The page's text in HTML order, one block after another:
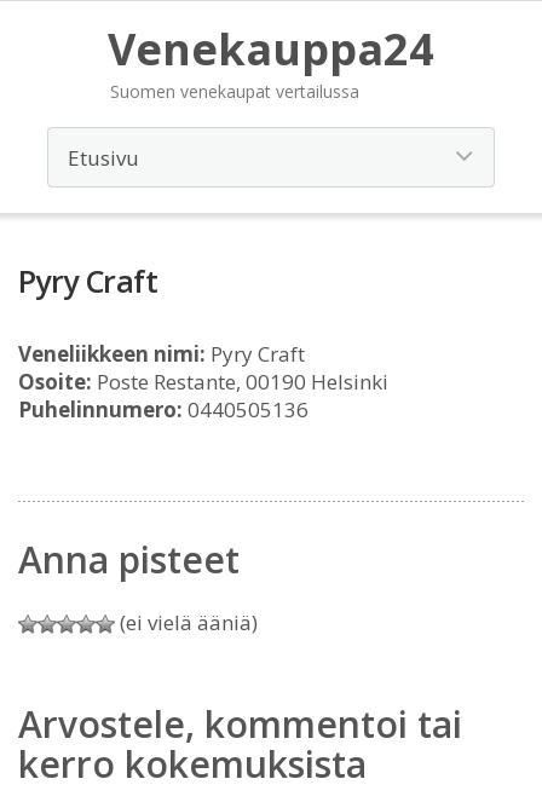
Venekauppa24
Suomen venekaupat vertailussa
Pyry Craft
Veneliikkeen nimi: Pyry Craft
Osoite: Poste Restante, 00190 Helsinki
Puhelinnumero: 0440505136
Anna pisteet
(ei vielä ääniä)
Arvostele, kommentoi tai
kerro kokemuksista